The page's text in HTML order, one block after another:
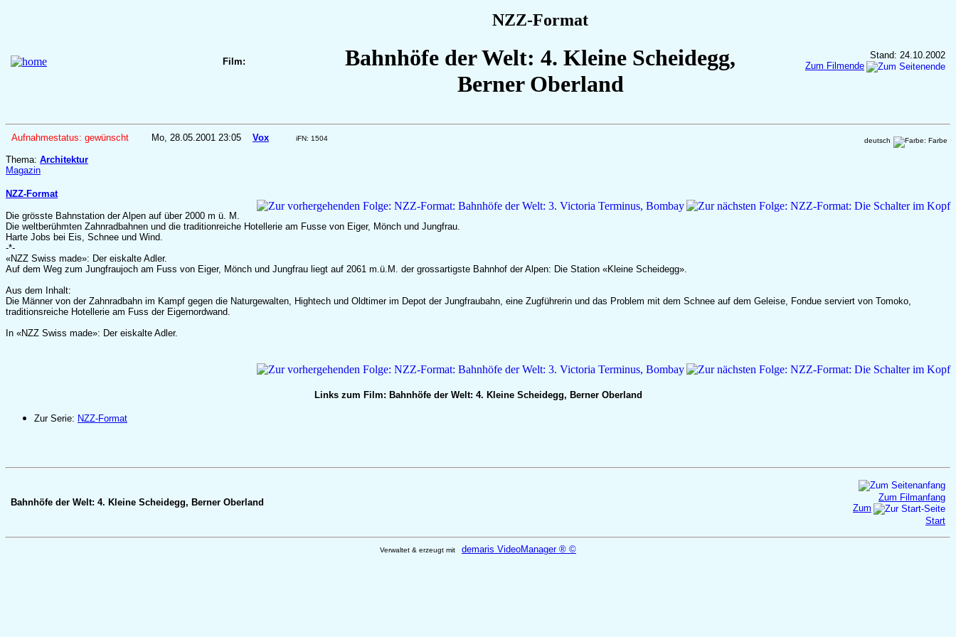
Film:
NZZ-Format
Bahnhöfe der Welt: 4. Kleine Scheidegg,
Berner Oberland
Stand: 24.10.2002
Zum Filmende
deutsch
Aufnahmestatus: gewünscht Mo, 28.05.2001 23:05 Vox iFN: 1504
Thema: Architektur
Magazin
NZZ-Format
Die grösste Bahnstation der Alpen auf über 2000 m ü. M.
Die weltberühmten Zahnradbahnen und die traditionreiche Hotellerie am Fusse von Eiger, Mönch und Jungfrau.
Harte Jobs bei Eis, Schnee und Wind.
-*-
«NZZ Swiss made»: Der eiskalte Adler.
Auf dem Weg zum Jungfraujoch am Fuss von Eiger, Mönch und Jungfrau liegt auf 2061 m.ü.M. der grossartigste Bahnhof der Alpen: Die Station «Kleine Scheidegg».
Aus dem Inhalt:
Die Männer von der Zahnradbahn im Kampf gegen die Naturgewalten, Hightech und Oldtimer im Depot der Jungfraubahn, eine Zugführerin und das Problem mit dem Schnee auf dem Geleise, Fondue serviert von Tomoko,
traditionsreiche Hotellerie am Fuss der Eigernordwand.
In «NZZ Swiss made»: Der eiskalte Adler.
Links zum Film: Bahnhöfe der Welt: 4. Kleine Scheidegg, Berner Oberland
Zur Serie: NZZ-Format
Bahnhöfe der Welt: 4. Kleine Scheidegg, Berner Oberland
Zum Filmanfang
Zum
Start
Verwaltet & erzeugt mit demaris VideoManager ® ©